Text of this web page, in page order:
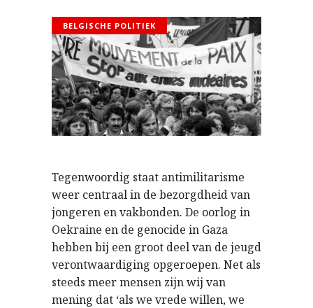
BELGISCHE POLITIEK
Tegenwoordig staat antimilitarisme
weer centraal in de bezorgdheid van
jongeren en vakbonden. De oorlog in
Oekraine en de genocide in Gaza
hebben bij een groot deel van de jeugd
verontwaardiging opgeroepen. Net als
steeds meer mensen zijn wij van
mening dat ‘als we vrede willen, we